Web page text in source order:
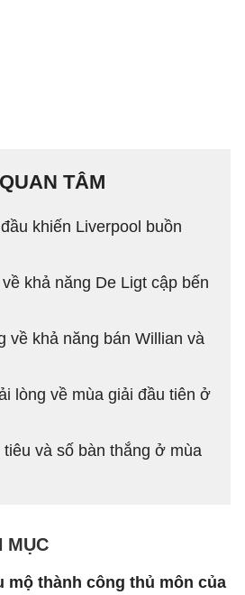
TÂM
khiến Liverpool buồn
khả năng De Ligt cập bến
về khả năng bán Willian và
lòng về mùa giải đầu tiên ở
và số bàn thắng ở mùa
MỤC
mộ thành công thủ môn của